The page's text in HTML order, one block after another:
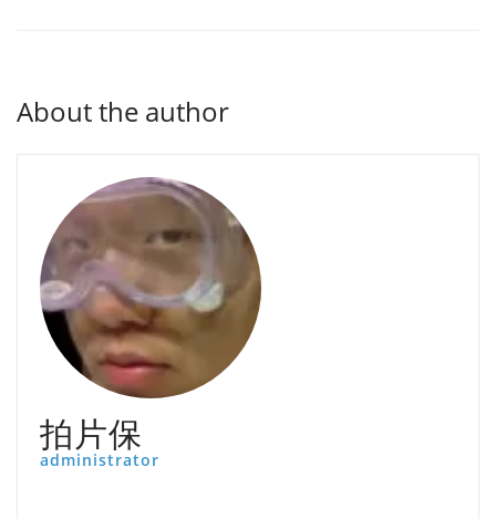
About the author
拍片保
administrator